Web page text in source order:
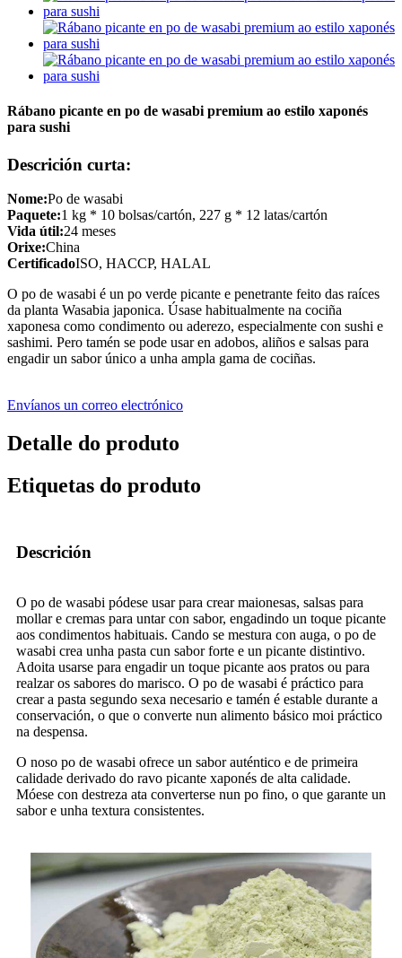
Rábano picante en po de wasabi premium ao estilo xaponés
para sushi
Descrición curta:
Nome:Po de wasabi
Paquete:1 kg * 10 bolsas/cartón, 227 g * 12 latas/cartón
Vida útil:24 meses
Orixe:China
CertificadoISO, HACCP, HALAL
O po de wasabi é un po verde picante e penetrante feito das raíces
da planta Wasabia japonica. Úsase habitualmente na cociña
xaponesa como condimento ou aderezo, especialmente con sushi e
sashimi. Pero tamén se pode usar en adobos, aliños e salsas para
engadir un sabor único a unha ampla gama de cociñas.
Envíanos un correo electrónico
Detalle do produto
Etiquetas do produto
Descrición
O po de wasabi pódese usar para crear maionesas, salsas para
mollar e cremas para untar con sabor, engadindo un toque picante
aos condimentos habituais. Cando se mestura con auga, o po de
wasabi crea unha pasta cun sabor forte e un picante distintivo.
Adoita usarse para engadir un toque picante aos pratos ou para
realzar os sabores do marisco. O po de wasabi é práctico para
crear a pasta segundo sexa necesario e tamén é estable durante a
conservación, o que o converte nun alimento básico moi práctico
na despensa.
O noso po de wasabi ofrece un sabor auténtico e de primeira
calidade derivado do ravo picante xaponés de alta calidade.
Móese con destreza ata converterse nun po fino, o que garante un
sabor e unha textura consistentes.